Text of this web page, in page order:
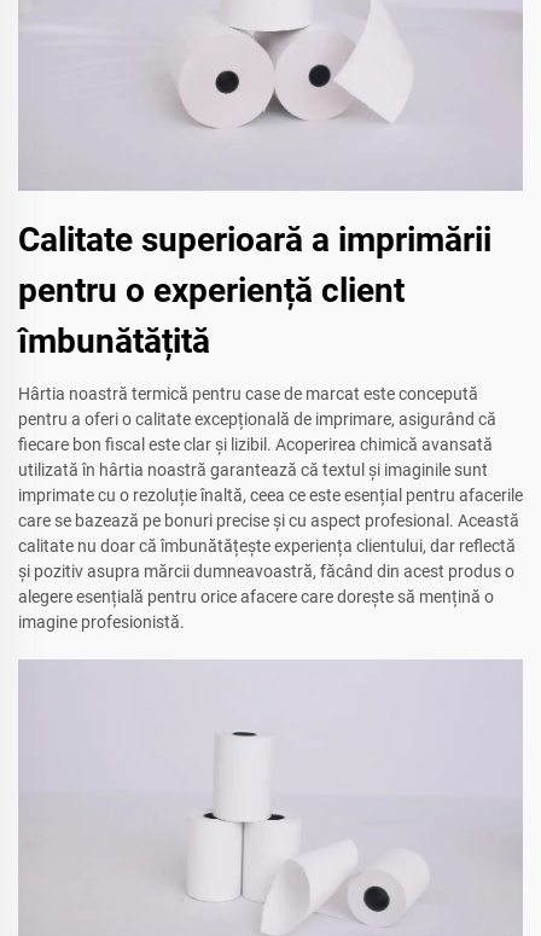
Calitate superioară a imprimării
pentru o experiență client
îmbunătățită
Hârtia noastră termică pentru case de marcat este concepută
pentru a oferi o calitate excepțională de imprimare, asigurând că
fiecare bon fiscal este clar și lizibil. Acoperirea chimică avansată
utilizată în hârtia noastră garantează că textul și imaginile sunt
imprimate cu o rezoluție înaltă, ceea ce este esențial pentru afacerile
care se bazează pe bonuri precise și cu aspect profesional. Această
calitate nu doar că îmbunătățește experiența clientului, dar reflectă
și pozitiv asupra mărcii dumneavoastră, făcând din acest produs o
alegere esențială pentru orice afacere care dorește să mențină o
imagine profesionistă.